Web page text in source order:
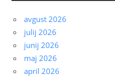
avgust 2026
julij 2026
junij 2026
maj 2026
april 2026